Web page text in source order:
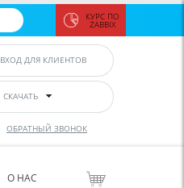
КУРС ПО
ZABBIX
ВХОД ДЛЯ КЛИЕНТОВ
СКАЧАТЬ
ОБРАТНЫЙ ЗВОНОК
О НАС